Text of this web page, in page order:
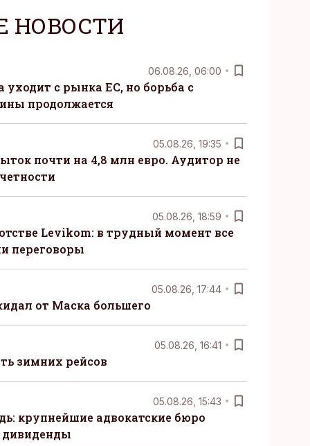
НОВОСТИ
06.08.26, 06:00
уходит с рынка ЕС, но борьба с
продолжается
05.08.26, 19:35
почти на 4,8 млн евро. Аудитор не
05.08.26, 18:59
Levikom: в трудный момент все
переговоры
05.08.26, 17:44
от Маска большего
05.08.26, 16:41
зимних рейсов
05.08.26, 15:43
крупнейшие адвокатские бюро